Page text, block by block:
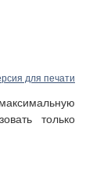
для печати
только